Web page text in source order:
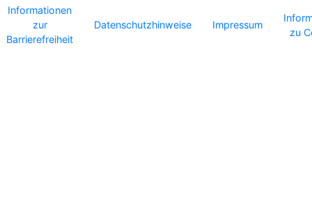
Informationen
zur
Barrierefreiheit
Datenschutzhinweise Impressum
zu